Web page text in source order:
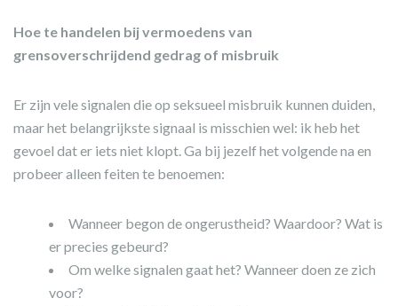
Hoe te handelen bij vermoedens van
grensoverschrijdend gedrag of misbruik
Er zijn vele signalen die op seksueel misbruik kunnen duiden,
maar het belangrijkste signaal is misschien wel: ik heb het
gevoel dat er iets niet klopt. Ga bij jezelf het volgende na en
probeer alleen feiten te benoemen:
Wanneer begon de ongerustheid? Waardoor? Wat is
er precies gebeurd?
Om welke signalen gaat het? Wanneer doen ze zich
voor?